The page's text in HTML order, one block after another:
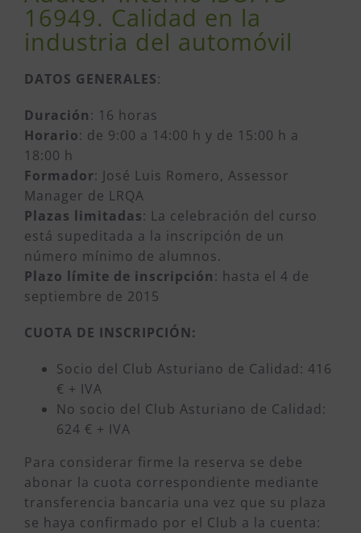
16949. Calidad en la
industria del automóvil
DATOS GENERALES:
Duración: 16 horas
Horario: de 9:00 a 14:00 h y de 15:00 h a
18:00 h
Formador: José Luis Romero, Assessor
Manager de LRQA
Plazas limitadas: La celebración del curso
está supeditada a la inscripción de un
número mínimo de alumnos.
Plazo límite de inscripción: hasta el 4 de
septiembre de 2015
CUOTA DE INSCRIPCIÓN:
Socio del Club Asturiano de Calidad: 416
€ + IVA
No socio del Club Asturiano de Calidad:
624 € + IVA
Para considerar firme la reserva se debe
abonar la cuota correspondiente mediante
transferencia bancaria una vez que su plaza
se haya confirmado por el Club a la cuenta: